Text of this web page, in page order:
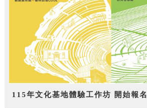
115年文化基地體驗工作坊 開始報名